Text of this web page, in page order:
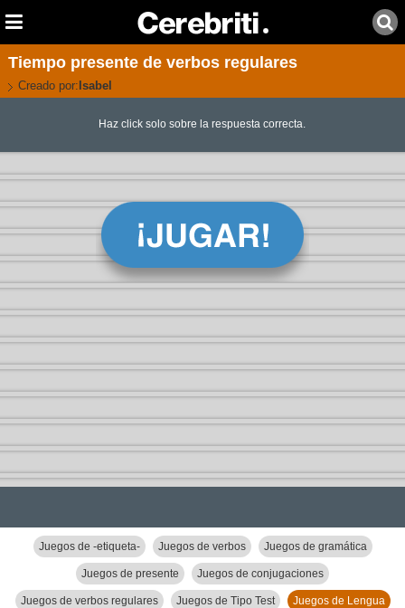
Tiempo presente de verbos regulares
Creado por: Isabel
Haz click solo sobre la respuesta correcta.
Juegos de -etiqueta- Juegos de verbos Juegos de gramática
Juegos de presente Juegos de conjugaciones
Juegos de verbos regulares Juegos de Tipo Test Juegos de Lengua